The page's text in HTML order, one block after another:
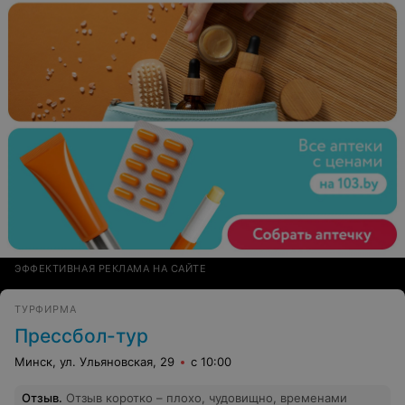
Бесплатная экскурсия на Афон, включенная в тур
сплошной обман! Вам будут каждый раз говорить
напишите через 2 дня и по итогу так закончится ваш
отдых ))) Никому не советую пользоваться услугами
данного агентства, дабы не испортить себе отдых...
ЭФФЕКТИВНАЯ РЕКЛАМА НА САЙТЕ
ТУРФИРМА
Прессбол-тур
Минск, ул. Ульяновская, 29 с 10:00
Отзыв. Отзыв коротко – плохо, чудовищно, временами